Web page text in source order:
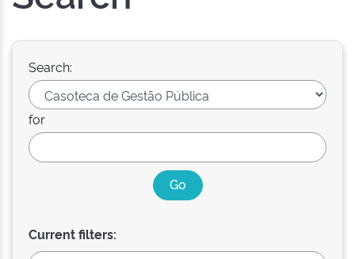
Search:
for
Current filters: